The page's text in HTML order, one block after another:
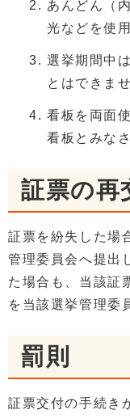
あんどん（
光などを使
選挙期間中
とはできませ
看板を両面
看板とみな
証票の再
証票を紛失した場
管理委員会へ提出
た場合も、当該証
を当該選挙管理委
罰則
証票交付の手続き